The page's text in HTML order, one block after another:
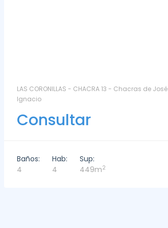
La Paz Santa Monica - Santa Mónica
Consultar
2
3
221m